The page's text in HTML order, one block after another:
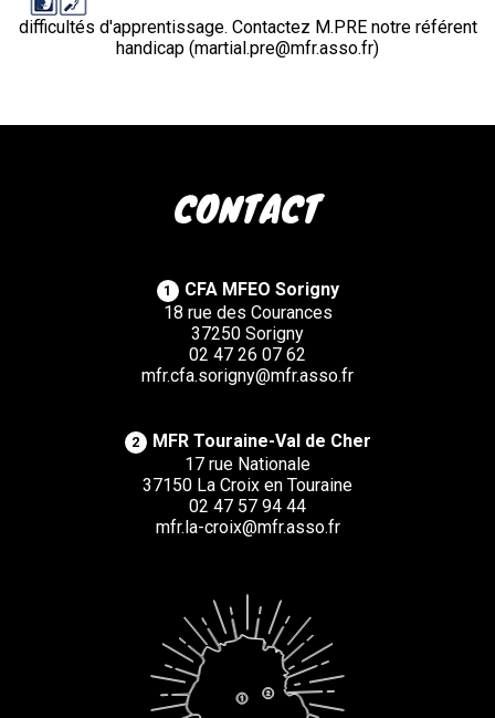
difficultés d'apprentissage. Contactez M.PRE notre référent
handicap (martial.pre@mfr.asso.fr)
CONTACT
1
CFA MFEO Sorigny
18 rue des Courances
37250 Sorigny
02 47 26 07 62
mfr.cfa.sorigny@mfr.asso.fr
2
MFR Touraine-Val de Cher
17 rue Nationale
37150 La Croix en Touraine
02 47 57 94 44
mfr.la-croix@mfr.asso.fr